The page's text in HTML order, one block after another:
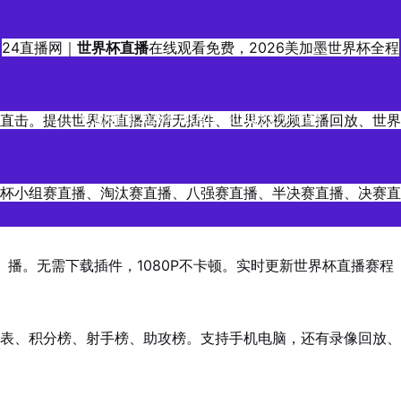
24直播网｜ 世界杯直播在线观看免费，2026美加墨世界杯全程
直击。提供世界杯直播高清无插件、世界杯视频直播回放、世界
杯小组赛直播、淘汰赛直播、八强赛直播、半决赛直播、决赛直
播。无需下载插件，1080P不卡顿。实时更新世界杯直播赛程
表、积分榜、射手榜、助攻榜。支持手机电脑，还有录像回放、
更新时间2026年06月04日04时00分00秒